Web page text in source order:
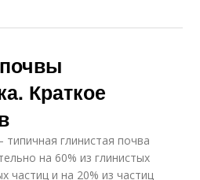
Краткое
глинистая почва
на 60% из глинистых
частиц и на 20% из частиц